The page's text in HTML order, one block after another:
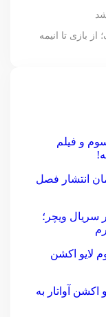
و فیلم
انتشار فصل
سریال ویچر؛
لایو اکشن
آواتار به